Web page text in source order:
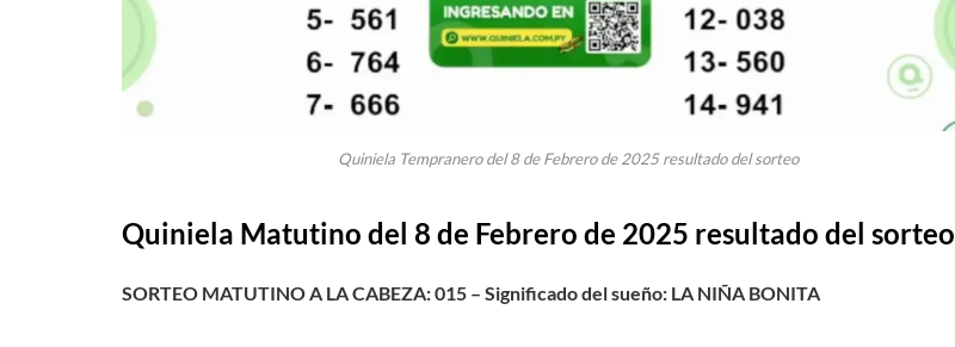
Quiniela Tempranero del 8 de Febrero de 2025 resultado del sorteo
Quiniela Matutino del 8 de Febrero de 2025 resultado del sorteo
SORTEO MATUTINO A LA CABEZA: 015 – Significado del sueño: LA NIÑA BONITA